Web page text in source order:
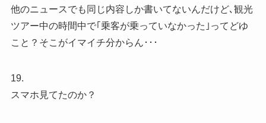
他のニュースでも同じ内容しか書いてないんだけど､観光
ツアー中の時間中で｢乗客が乗っていなかった｣ってどゆ
こと？そこがイマイチ分からん･･･
19.
スマホ見てたのか？